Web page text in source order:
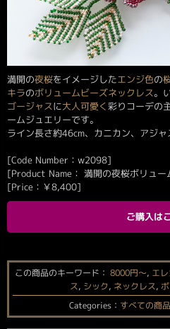
満開の夜桜をイメージしたエンジ色の
キラのボリュームビーズネックレス。
ゴージャスに大人可愛く彩りコーデの
ームジュエリーです。
ライン長さ約46cm、カニカン、アジャ
[Code Number：w2098]
[Product Name： 満開の夜桜ボリュー
[Price： ￥8,400]
ご購入は
この商品のキーワード： 8000円〜, エ
ス, シック, ネックレス,
Categories： すべての商